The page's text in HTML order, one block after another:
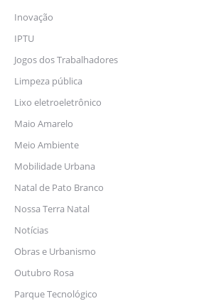
Inovação
IPTU
Jogos dos Trabalhadores
Limpeza pública
Lixo eletroeletrônico
Maio Amarelo
Meio Ambiente
Mobilidade Urbana
Natal de Pato Branco
Nossa Terra Natal
Notícias
Obras e Urbanismo
Outubro Rosa
Parque Tecnológico